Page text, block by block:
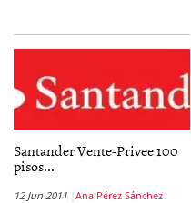
Santander Vente-Privee 100
pisos...
12 Jun 2011 Ana Pérez Sánchez